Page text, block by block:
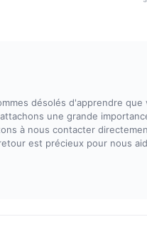
désolés d'apprendre
une grande
à nous contacter
est précieux pour nous